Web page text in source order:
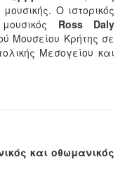
Ο ιστορικός
Ross Daly
Μουσείου Κρήτης σε
Μεσογείου και
και οθωμανικός